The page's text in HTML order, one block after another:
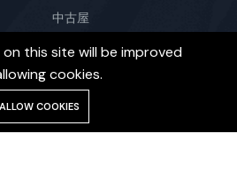
中古屋
租屋
土地
息。
this site will be improved
cookies.
ALLOW COOKIES